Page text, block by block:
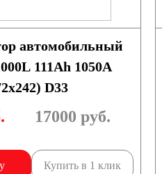
66 А/ч
75 А/ч
автомобильный
111Ah 1050A
D33
17000 руб.
Купить в 1 клик